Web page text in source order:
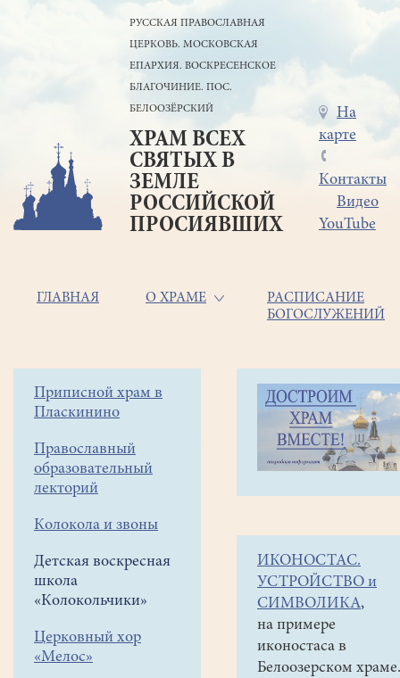
РУССКАЯ ПРАВОСЛАВНАЯ
ЦЕРКОВЬ. МОСКОВСКАЯ
ЕПАРХИЯ. ВОСКРЕСЕНСКОЕ
БЛАГОЧИНИЕ. ПОС.
БЕЛООЗЁРСКИЙ
ХРАМ ВСЕХ
СВЯТЫХ В
ЗЕМЛЕ
РОССИЙСКОЙ
ПРОСИЯВШИХ
Меню
в
шапке
На
карте
Контакты
Видео
YouTube
Основная
ГЛАВНАЯ О ХРАМЕ
РАСПИСАНИЕ
БОГОСЛУЖЕНИЙ
Боковое
меню
Приписной храм в
Пласкинино
Православный
образовательный
лекторий
Колокола и звоны
Детская воскресная
школа
«Колокольчики»
Церковный хор
«Мелос»
Строка
навигации
Детская
«Колокольчики»
ИКОНОСТАС.
УСТРОЙСТВО и
СИМВОЛИКА,
на примере
иконостаса в
Белоозерском храме.